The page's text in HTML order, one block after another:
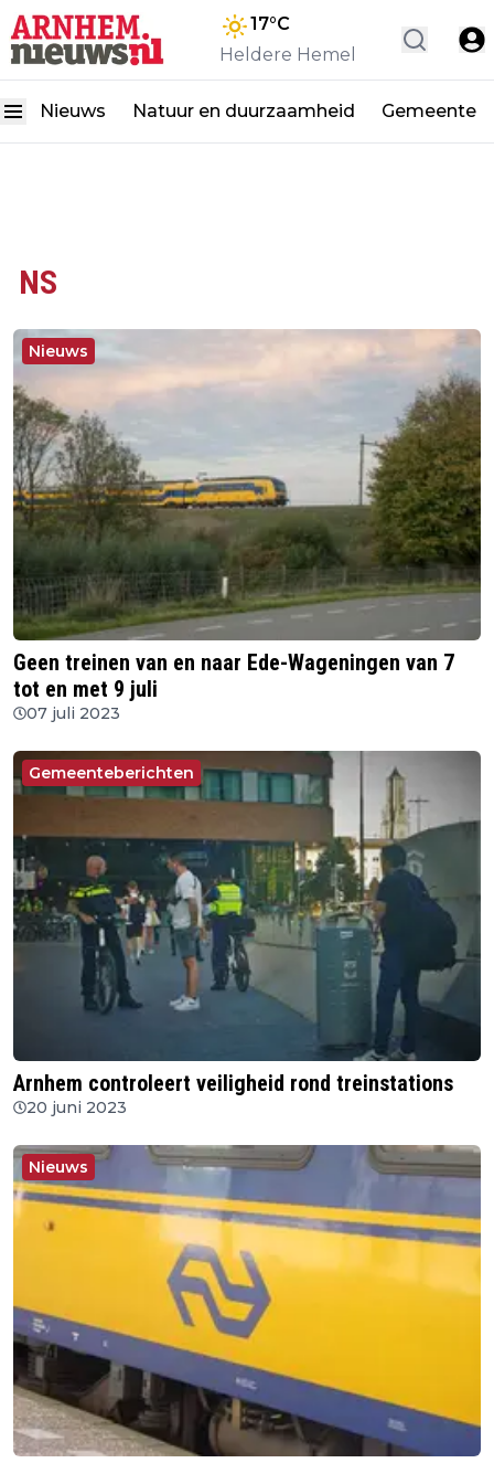
17°C
Heldere Hemel
Nieuws Natuur en duurzaamheid Gemeente
NS
Nieuws
Geen treinen van en naar Ede-Wageningen van 7
tot en met 9 juli
07 juli 2023
Gemeenteberichten
Arnhem controleert veiligheid rond treinstations
20 juni 2023
Nieuws